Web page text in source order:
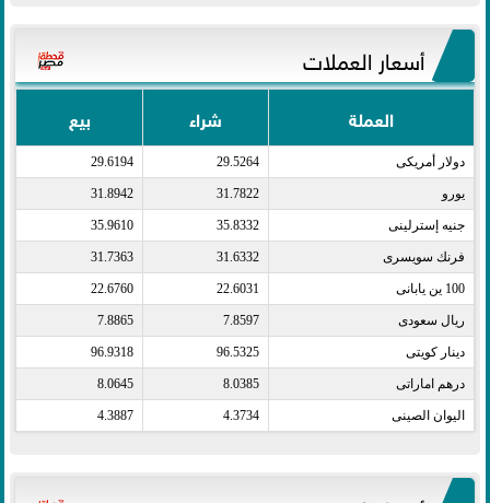
أسعار العملات
العملة شراء بيع
دولار أمريكى​ 29.5264
29.6194
يورو​ 31.7822
31.8942
جنيه إسترلينى​ 35.8332
35.9610
فرنك سويسرى​ 31.6332
31.7363
100 ين يابانى​ 22.6031
22.6760
ريال سعودى​ 7.8597
7.8865
دينار كويتى​ 96.5325
96.9318
درهم اماراتى​ 8.0385
8.0645
اليوان الصينى​ 4.3734
4.3887